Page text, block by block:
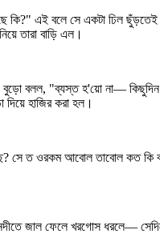
কি?" এই বলে সে একটা ঢিল
তারা বাড়ি এল।
বুড়ো বলল, "ব্যস্ত হ'য়ো না—
হাজির করা হল।
সে ত ওরকম আবোল তাবোল কত
জাল ফেলে খরগোস ধরলে—